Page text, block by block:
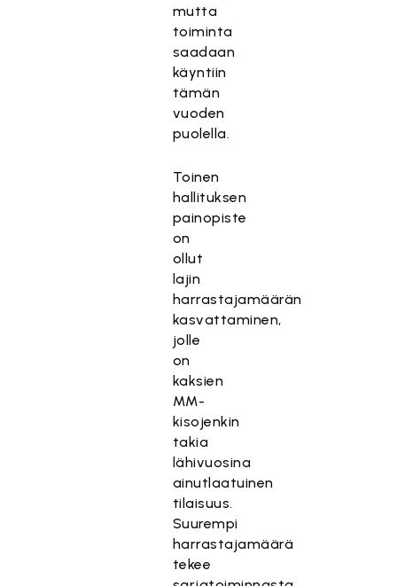
mutta
toiminta
saadaan
käyntiin
tämän
vuoden
puolella.
Toinen
hallituksen
painopiste
on
ollut
lajin
harrastajamäärän
kasvattaminen,
jolle
on
kaksien
MM-
kisojenkin
takia
lähivuosina
ainutlaatuinen
tilaisuus.
Suurempi
harrastajamäärä
tekee